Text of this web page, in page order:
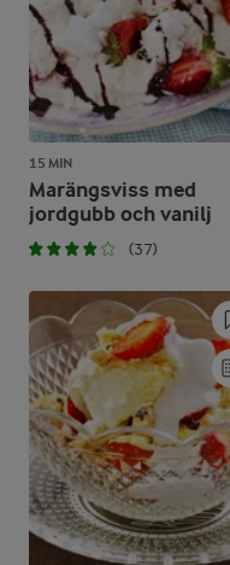
15 MIN
Marängsviss med
jordgubb och vanilj
(37)